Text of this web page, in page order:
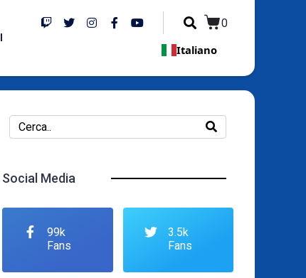
0
Italiano
Social Media
99k
Fans
3.5k
Fans